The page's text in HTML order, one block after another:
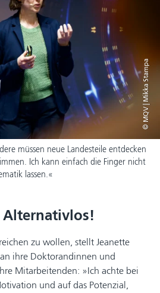
© MQV | Mikka Stampa
müssen neue Landesteile entdecken
Ich kann einfach die Finger nicht
lassen.«
Alternativlos!
zu wollen, stellt Jeanette
ihre Doktorandinnen und
Mitarbeitenden: »Ich achte bei
und auf das Potenzial,